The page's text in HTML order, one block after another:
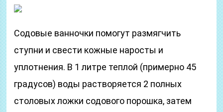
Содовые ванночки помогут размягчить
ступни и свести кожные наросты и
уплотнения. В 1 литре теплой (примерно 45
градусов) воды растворяется 2 полных
столовых ложки содового порошка, затем